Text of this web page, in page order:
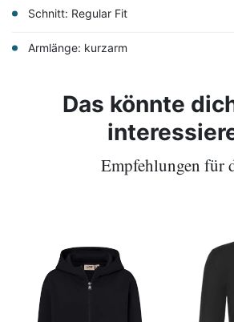
Schnitt: Regular Fit
Armlänge: kurzarm
Das könnte
Empfehlungen für